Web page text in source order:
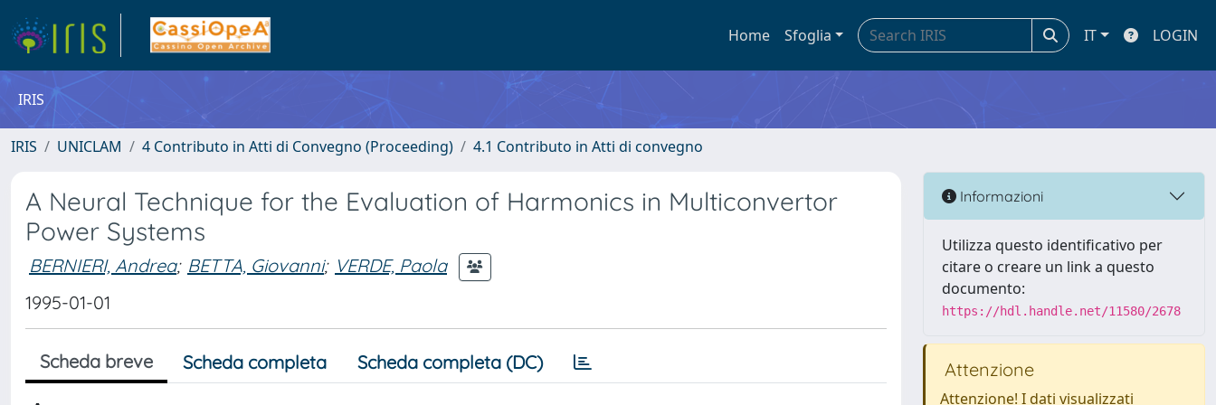
Home Sfoglia IT LOGIN
IRIS
IRIS UNICLAM 4 Contributo in Atti di Convegno (Proceeding) 4.1 Contributo in Atti di convegno
A Neural Technique for the Evaluation of Harmonics in Multiconvertor
Power Systems
BERNIERI, Andrea; BETTA, Giovanni; VERDE, Paola
1995-01-01
Scheda breve Scheda completa Scheda completa (DC)
Informazioni
Utilizza questo identificativo per
citare o creare un link a questo
documento:
https://hdl.handle.net/11580/2678
Attenzione
Attenzione! I dati visualizzati